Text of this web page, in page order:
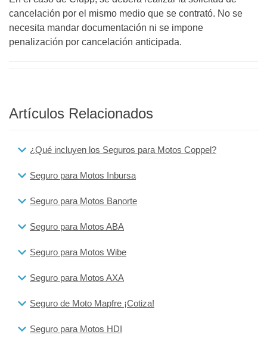
cancelación por el mismo medio que se contrató. No se
necesita mandar documentación ni se impone
penalización por cancelación anticipada.
Artículos Relacionados
¿Qué incluyen los Seguros para Motos Coppel?
Seguro para Motos Inbursa
Seguro para Motos Banorte
Seguro para Motos ABA
Seguro para Motos Wibe
Seguro para Motos AXA
Seguro de Moto Mapfre ¡Cotiza!
Seguro para Motos HDI